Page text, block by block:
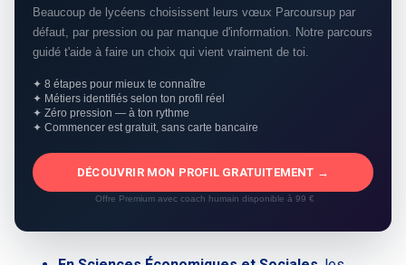
Beaucoup de lycéens choisissent leurs vœux Parcoursup par
défaut, par pression ou par manque d'information. Notre parcours
guidé t'aide à faire un choix qui vient vraiment de toi.
✦ 8 étapes pour mieux te connaître
✦ Métiers identifiés selon ton profil réel
✦ Zéro pression — à ton rythme
✦ Commencer est gratuit, sans carte bancaire
DÉCOUVRIR MON PROFIL GRATUITEMENT →
Offre Premium avec coach humain disponible à 99 €